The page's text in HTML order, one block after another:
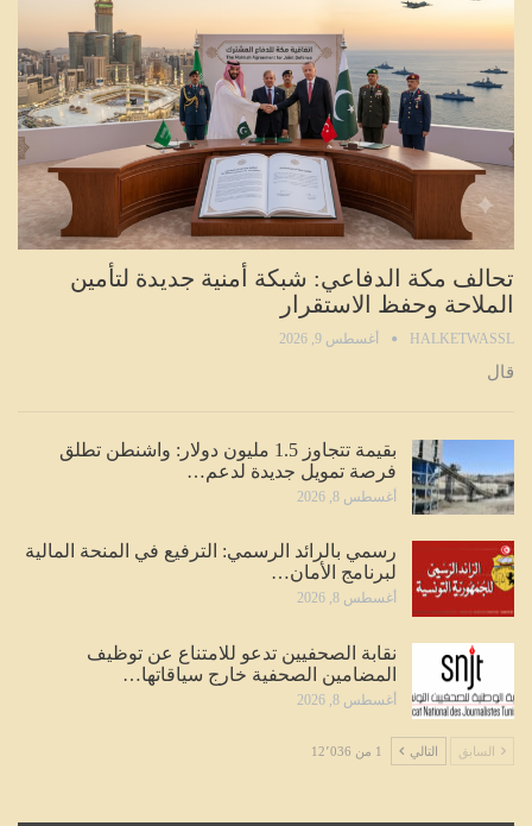
تحالف مكة الدفاعي: شبكة أمنية جديدة لتأمين
الملاحة وحفظ الاستقرار
HALKETWASSL أغسطس 9, 2026
قال
بقيمة تتجاوز 1.5 مليون دولار: واشنطن تطلق
فرصة تمويل جديدة لدعم…
أغسطس 8, 2026
رسمي بالرائد الرسمي: الترفيع في المنحة المالية
لبرنامج الأمان…
أغسطس 8, 2026
نقابة الصحفيين تدعو للامتناع عن توظيف
المضامين الصحفية خارج سياقاتها…
أغسطس 8, 2026
السابق التالي 1 من 12٬036